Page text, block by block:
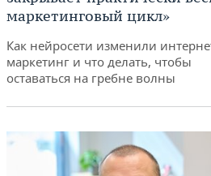
маркетинговый цикл»
Как нейросети изменили
маркетинг и что делать, чтобы
оставаться на гребне волны